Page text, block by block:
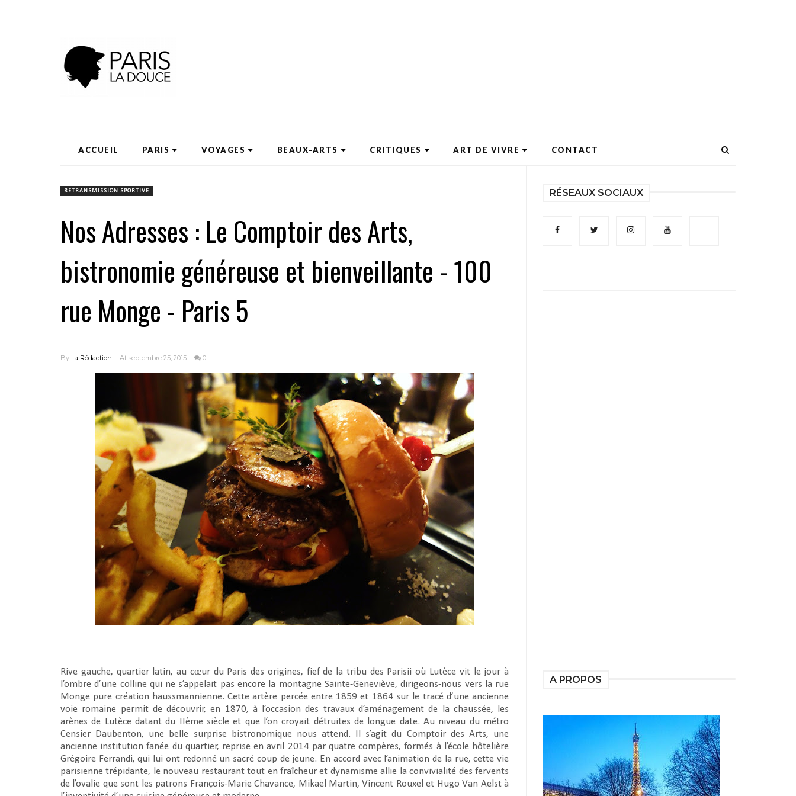
ACCUEIL PARIS VOYAGES BEAUX-ARTS CRITIQUES ART DE VIVRE CONTACT
RETRANSMISSION SPORTIVE
Nos Adresses : Le Comptoir des Arts,
bistronomie généreuse et bienveillante - 100
rue Monge - Paris 5
By La Rédaction At septembre 25, 2015 0
Rive gauche, quartier latin, au cœur du Paris des origines, fief de la tribu des Parisii où Lutèce vit le jour à
l’ombre d’une colline qui ne s’appelait pas encore la montagne Sainte-Geneviève, dirigeons-nous vers la rue
Monge pure création haussmannienne. Cette artère percée entre 1859 et 1864 sur le tracé d’une ancienne
voie romaine permit de découvrir, en 1870, à l’occasion des travaux d’aménagement de la chaussée, les
arènes de Lutèce datant du IIème siècle et que l’on croyait détruites de longue date. Au niveau du métro
Censier Daubenton, une belle surprise bistronomique nous attend. Il s’agit du Comptoir des Arts, une
ancienne institution fanée du quartier, reprise en avril 2014 par quatre compères, formés à l’école hôtelière
Grégoire Ferrandi, qui lui ont redonné un sacré coup de jeune. En accord avec l’animation de la rue, cette vie
parisienne trépidante, le nouveau restaurant tout en fraîcheur et dynamisme allie la convivialité des fervents
de l’ovalie que sont les patrons François-Marie Chavance, Mikael Martin, Vincent Rouxel et Hugo Van Aelst à
RÉSEAUX SOCIAUX
A PROPOS